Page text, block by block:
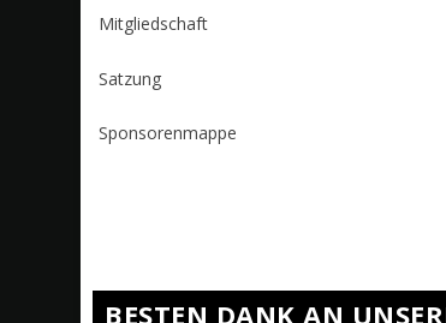
Mitgliedschaft
Satzung
Sponsorenmappe
BESTEN DANK AN